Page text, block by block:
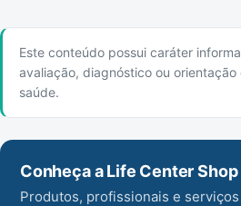
Este conteúdo possui caráter
avaliação, diagnóstico ou
saúde.
Conheça a Life Center Shop
Produtos, profissionais e